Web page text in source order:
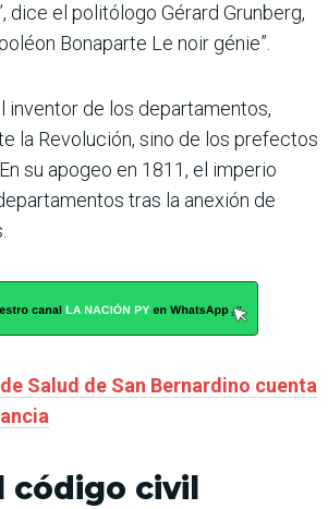
dice el politólogo Gérard Grunberg,
Bonaparte Le noir génie”.
inventor de los departamentos,
la Revolución, sino de los prefectos
su apogeo en 1811, el imperio
tras la anexión de
Salud de San Bernardino cuenta
código civil